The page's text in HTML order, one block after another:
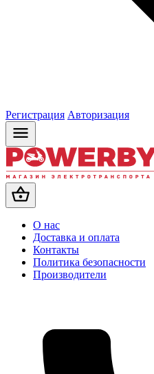
Регистрация Авторизация
О нас
Доставка и оплата
Контакты
Политика безопасности
Производители